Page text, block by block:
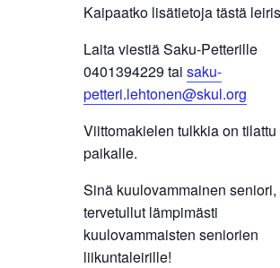
Kaipaatko lisätietoja tästä
Laita viestiä Saku-Petterille
0401394229 tai saku-
petteri.lehtonen@skul.org
Viittomakielen tulkkia on tilattu
paikalle.
Sinä kuulovammainen seniori,
tervetullut lämpimästi
kuulovammaisten seniorien
liikuntaleirille!